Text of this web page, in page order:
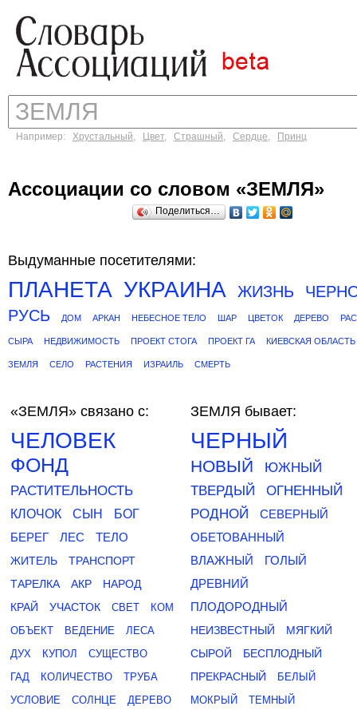
Например: Хрустальный, Цвет, Страшный, Сердце, Принц
Ассоциации со словом «ЗЕМЛЯ»
Поделиться…
Выдуманные посетителями:
ПЛАНЕТА УКРАИНА ЖИЗНЬ
РУСЬ
ДОМ АРКАН НЕБЕСНОЕ ТЕЛО ШАР ЦВЕТОК ДЕРЕВО
СЫРА НЕДВИЖИМОСТЬ ПРОЕКТ СТОГА ПРОЕКТ ГА КИЕВСКАЯ ОБЛАСТЬ
ЗЕМЛЯ СЕЛО РАСТЕНИЯ ИЗРАИЛЬ СМЕРТЬ
«ЗЕМЛЯ» связано с:
ЧЕЛОВЕК
ФОНД
РАСТИТЕЛЬНОСТЬ
КЛОЧОК СЫН
БОГ
БЕРЕГ
ЛЕС ТЕЛО
ЖИТЕЛЬ
ТРАНСПОРТ
ТАРЕЛКА
АКР
НАРОД
КРАЙ
УЧАСТОК СВЕТ
КОМ
ОБЪЕКТ
ВЕДЕНИЕ
ЛЕСА
ДУХ
КУПОЛ
СУЩЕСТВО
ГАД
КОЛИЧЕСТВО
ТРУБА
УСЛОВИЕ
СОЛНЦЕ
ДЕРЕВО
ЗЕМЛЯ бывает:
ЧЕРНЫЙ
НОВЫЙ
ЮЖНЫЙ
ТВЕРДЫЙ
ОГНЕННЫЙ
РОДНОЙ
СЕВЕРНЫЙ
ОБЕТОВАННЫЙ
ВЛАЖНЫЙ
ГОЛЫЙ
ДРЕВНИЙ
ПЛОДОРОДНЫЙ
НЕИЗВЕСТНЫЙ
МЯГКИЙ
СЫРОЙ
БЕСПЛОДНЫЙ
ПРЕКРАСНЫЙ
БЕЛЫЙ
МОКРЫЙ
ТЕМНЫЙ